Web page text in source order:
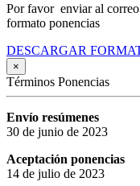
Por favor enviar al correo
formato ponencias
DESCARGAR
×
Términos Ponencias
Envío resúmenes
30 de junio de 2023
Aceptación ponencias
14 de julio de 2023